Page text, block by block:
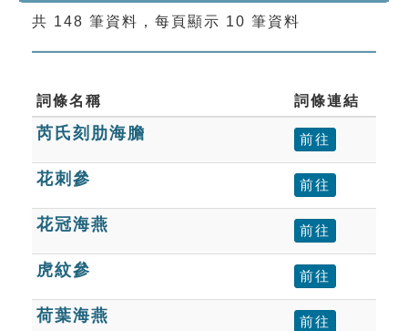
共 148 筆資料，每頁顯示 10 筆資料
詞條名稱 詞條連結
芮氏刻肋海膽 前往
花刺參 前往
花冠海燕 前往
虎紋參 前往
荷葉海燕 前往